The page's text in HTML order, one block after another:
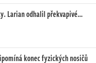
Larian odhalil překvapivé…
konec fyzických nosičů